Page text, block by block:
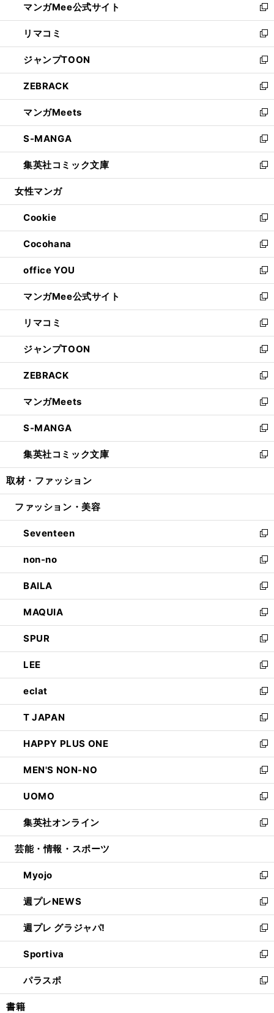
く
ド
ウ
で
開
く
ィ
ン
ド
ウ
で
開
く
い
ウ
ィ
ン
ド
ウ
で
開
く
マンガMee公式サイト
新
し
い
ウ
ィ
ン
ド
ウ
で
開
く
リマコミ
新
し
い
ウ
ィ
ン
ド
ウ
で
開
く
ジャンプTOON
新
し
い
ウ
ィ
ン
ド
ウ
で
開
ZEBRACK
新
し
い
ウ
ィ
ン
ド
ウ
開
く
マンガMeets
新
し
い
ウ
ィ
ン
ウ
で
開
く
S-MANGA
新
し
い
ウ
ン
ド
ウ
で
開
く
集英社コミック文庫
新
し
ウ
ィ
ン
ド
ウ
で
開
く
女性マンガ
Cookie
新
し
い
ウ
ィ
ン
ド
ウ
で
開
く
Cocohana
新
し
い
ウ
ィ
ン
ド
ウ
で
開
く
office YOU
新
し
い
ウ
ィ
ン
ド
ウ
で
開
く
マンガMee公式サイト
新
し
い
ウ
ィ
ン
ド
ウ
で
開
く
リマコミ
新
し
い
ウ
ィ
ン
ド
ウ
で
開
く
ジャンプTOON
新
し
い
ウ
ィ
ン
ド
ウ
で
開
ZEBRACK
新
し
い
ウ
ィ
ン
ド
ウ
開
マンガMeets
新
し
い
ウ
ィ
ン
ウ
開
く
S-MANGA
新
し
い
ウ
ン
ウ
で
開
く
集英社コミック文庫
新
し
ウ
ン
ド
ウ
で
開
く
取材・ファッション
ファッション・美容
Seventeen
新
し
い
ウ
ィ
ン
ド
ウ
で
開
く
non-no
新
し
い
ウ
ィ
ン
ド
ウ
で
開
く
BAILA
新
し
い
ウ
ィ
ン
ド
ウ
で
開
く
MAQUIA
新
し
い
ウ
ィ
ン
ド
ウ
で
開
く
SPUR
新
し
い
ウ
ィ
ン
ド
ウ
で
開
く
LEE
新
し
い
ウ
ィ
ン
ド
ウ
で
開
く
eclat
新
し
い
ウ
ィ
ン
ド
ウ
で
開
く
T JAPAN
新
し
い
ウ
ィ
ン
ド
ウ
で
開
HAPPY PLUS ONE
新
し
い
ウ
ィ
ン
ド
ウ
開
く
MEN'S NON-NO
新
し
い
ウ
ィ
ン
ウ
で
開
く
UOMO
新
し
い
ウ
ン
ド
ウ
で
開
く
集英社オンライン
新
し
ウ
ィ
ン
ド
ウ
で
開
く
芸能・情報・スポーツ
Myojo
新
し
い
ウ
ィ
ン
ド
ウ
で
開
週プレNEWS
新
し
い
ウ
ィ
ン
ド
ウ
週プレ グラジャパ!
新
し
い
ウ
ィ
ン
Sportiva
新
し
い
ウ
パラスポ
新
し
書籍